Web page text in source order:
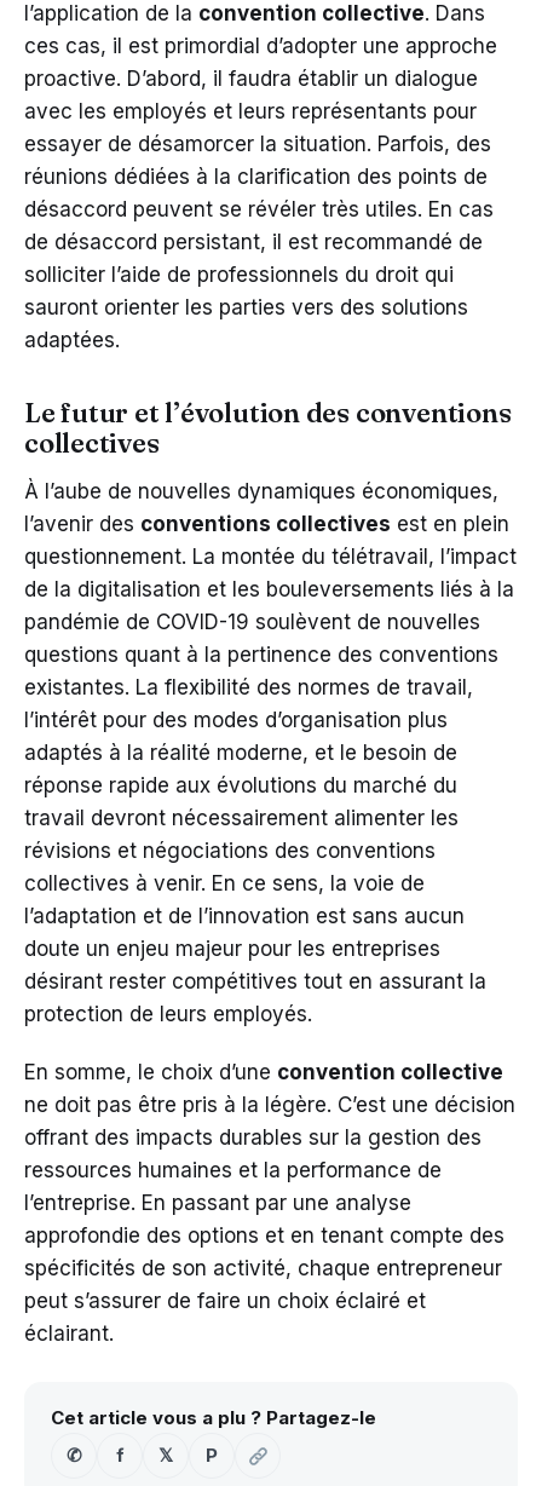
l’application de la convention collective. Dans
ces cas, il est primordial d’adopter une approche
proactive. D’abord, il faudra établir un dialogue
avec les employés et leurs représentants pour
essayer de désamorcer la situation. Parfois, des
réunions dédiées à la clarification des points de
désaccord peuvent se révéler très utiles. En cas
de désaccord persistant, il est recommandé de
solliciter l’aide de professionnels du droit qui
sauront orienter les parties vers des solutions
adaptées.
Le futur et l’évolution des conventions
collectives
À l’aube de nouvelles dynamiques économiques,
l’avenir des conventions collectives est en plein
questionnement. La montée du télétravail, l’impact
de la digitalisation et les bouleversements liés à la
pandémie de COVID-19 soulèvent de nouvelles
questions quant à la pertinence des conventions
existantes. La flexibilité des normes de travail,
l’intérêt pour des modes d’organisation plus
adaptés à la réalité moderne, et le besoin de
réponse rapide aux évolutions du marché du
travail devront nécessairement alimenter les
révisions et négociations des conventions
collectives à venir. En ce sens, la voie de
l’adaptation et de l’innovation est sans aucun
doute un enjeu majeur pour les entreprises
désirant rester compétitives tout en assurant la
protection de leurs employés.
En somme, le choix d’une convention collective
ne doit pas être pris à la légère. C’est une décision
offrant des impacts durables sur la gestion des
ressources humaines et la performance de
l’entreprise. En passant par une analyse
approfondie des options et en tenant compte des
spécificités de son activité, chaque entrepreneur
peut s’assurer de faire un choix éclairé et
éclairant.
Cet article vous a plu ? Partagez-le
✆
f 𝕏 P